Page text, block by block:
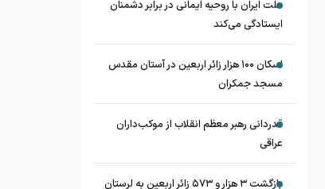
ملت ایران با روحیه ایمانی در برابر دشمنان
ایستادگی می‌کند
اسکان ۱۰۰ هزار زائر اربعین در آستان مقدس
مسجد جمکران
قدردانی رهبر معظم انقلاب از موکب‌داران
عراقی
بازگشت ۳ هزار و ۵۷۳ زائر اربعین به لرستان